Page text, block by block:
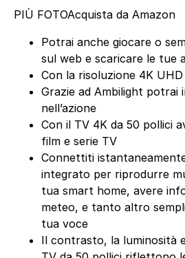
PIÙ FOTOAcquista da Amazon
Potrai anche giocare o
sul web e scaricare le tue
Con la risoluzione 4K UHD
Grazie ad Ambilight potrai
nell’azione
Con il TV 4K da 50 pollici
film e serie TV
Connettiti
integrato per riprodurre
tua smart home, avere
meteo, e tanto altro
tua voce
Il contrasto, la luminosità